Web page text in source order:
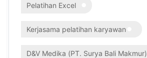
Pelatihan Excel
Kerjasama pelatihan karyawan
D&V Medika (PT. Surya Bali Makmur)